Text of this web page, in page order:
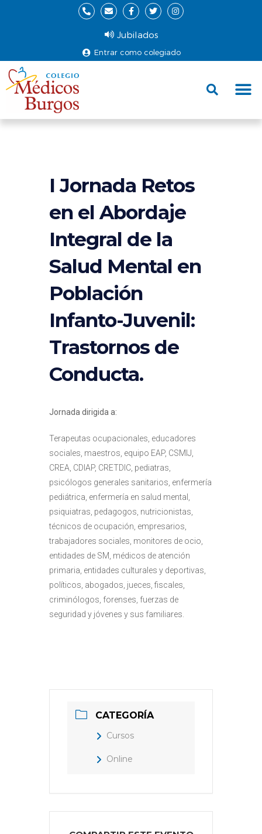
Entrar como colegiado
Jubilados
I Jornada Retos
en el Abordaje
Integral de la
Salud Mental en
Población
Infanto-Juvenil:
Trastornos de
Conducta.
Jornada dirigida a:
Terapeutas ocupacionales, educadores
sociales, maestros, equipo EAP, CSMIJ,
CREA, CDIAP, CRETDIC, pediatras,
psicólogos generales sanitarios, enfermería
pediátrica, enfermería en salud mental,
psiquiatras, pedagogos, nutricionistas,
técnicos de ocupación, empresarios,
trabajadores sociales, monitores de ocio,
entidades de SM, médicos de atención
primaria, entidades culturales y deportivas,
políticos, abogados, jueces, fiscales,
criminólogos, forenses, fuerzas de
seguridad y jóvenes y sus familiares.
CATEGORÍA
Cursos
Online